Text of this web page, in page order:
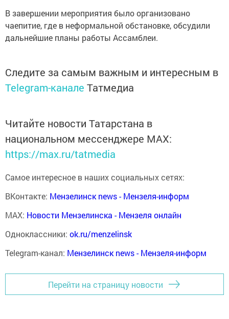
В завершении мероприятия было организовано
чаепитие, где в неформальной обстановке, обсудили
дальнейшие планы работы Ассамблеи.
Следите за самым важным и интересным в
Telegram-канале Татмедиа
Читайте новости Татарстана в
национальном мессенджере MАХ:
https://max.ru/tatmedia
Самое интересное в наших социальных сетях:
ВКонтакте: Мензелинск news - Мензеля-информ
MAX: Новости Мензелинска - Мензеля онлайн
Одноклассники: ok.ru/menzelinsk
Telegram-канал: Мензелинск news - Мензеля-информ
Перейти на страницу новости